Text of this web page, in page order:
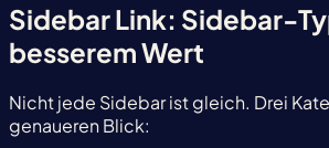
Sidebar Link: Sidebar-
besserem Wert
Nicht jede Sidebar ist gleich. Drei
genaueren Blick: